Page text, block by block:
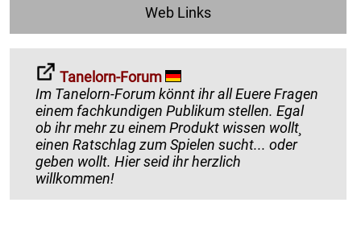
Web Links
Tanelorn-Forum
Im Tanelorn-Forum könnt ihr all Euere Fragen
einem fachkundigen Publikum stellen. Egal
ob ihr mehr zu einem Produkt wissen wollt¸
einen Ratschlag zum Spielen sucht... oder
geben wollt. Hier seid ihr herzlich
willkommen!